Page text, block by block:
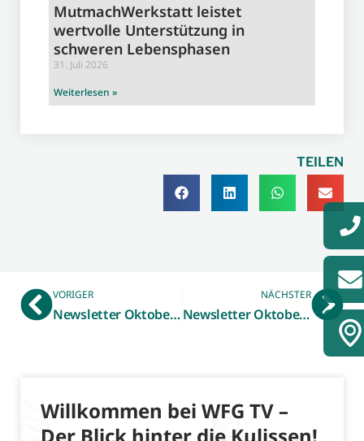
MutmachWerkstatt leistet
wertvolle Unterstützung in
schweren Lebensphasen
31. Juli 2026
Weiterlesen »
TEILEN
VORIGER
Newsletter Oktober 2020 – Formatverlängerung „Made in Westmünsterland“
NÄCHSTER
Newsletter Oktober 2020 – WFG Leitbild
Willkommen bei WFG TV –